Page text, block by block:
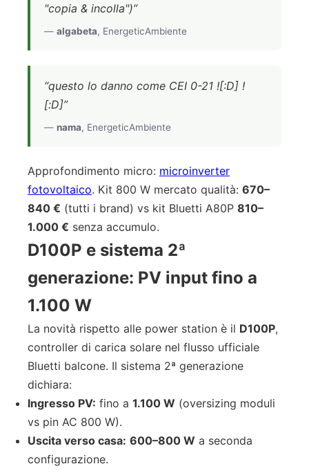
"copia & incolla")”
— algabeta, EnergeticAmbiente
“questo lo danno come CEI 0-21 ![:D] !
[:D]”
— nama, EnergeticAmbiente
Approfondimento micro: microinverter
fotovoltaico. Kit 800 W mercato qualità: 670–
840 € (tutti i brand) vs kit Bluetti A80P 810–
1.000 € senza accumulo.
D100P e sistema 2ª
generazione: PV input fino a
1.100 W
La novità rispetto alle power station è il D100P,
controller di carica solare nel flusso ufficiale
Bluetti balcone. Il sistema 2ª generazione
dichiara:
Ingresso PV: fino a 1.100 W (oversizing moduli
vs pin AC 800 W).
Uscita verso casa: 600–800 W a seconda
configurazione.